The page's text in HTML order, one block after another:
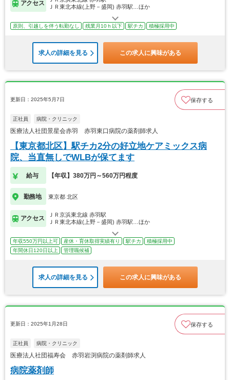
アクセス
ＪＲ東北本線(上野－盛岡) 赤羽駅…ほか
原則、引越しを伴う転勤なし 残業月10ｈ以下 駅チカ 積極採用中
求人の詳細を見る この求人に興味がある
更新日：2025年5月7日 保存する
正社員 病院・クリニック
医療法人社団景星会赤羽 赤羽東口病院の薬剤師求人
【東京都北区】駅チカ2分の好立地ケアミックス病
院、当直無しでWLBが保てます
給与 【年収】380万円～560万円程度
勤務地 東京都 北区
アクセス
ＪＲ京浜東北線 赤羽駅
ＪＲ東北本線(上野－盛岡) 赤羽駅…ほか
年収550万円以上可 産休・育休取得実績有り 駅チカ
積極採用中
年間休日120日以上
管理職候補
求人の詳細を見る この求人に興味がある
更新日：2025年1月28日 保存する
正社員 病院・クリニック
医療法人社団福寿会 赤羽岩渕病院の薬剤師求人
病院薬剤師